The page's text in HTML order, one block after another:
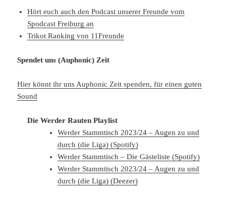
Hört euch auch den Podcast unserer Freunde vom
Spodcast Freiburg an
Trikot Ranking von 11Freunde
Spendet uns (Auphonic) Zeit
Hier könnt ihr uns Auphonic Zeit spenden, für einen guten
Sound
Die Werder Rauten Playlist
Werder Stammtisch 2023/24 – Augen zu und
durch (die Liga) (Spotify)
Werder Stammtisch – Die Gästeliste (Spotify)
Werder Stammtisch 2023/24 – Augen zu und
durch (die Liga) (Deezer)